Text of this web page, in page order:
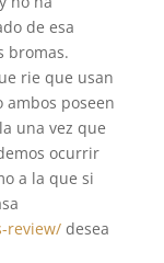
de esa
bromas.
rie que usan
ambos poseen
una vez que
ocurrir
a la que si
review/desea